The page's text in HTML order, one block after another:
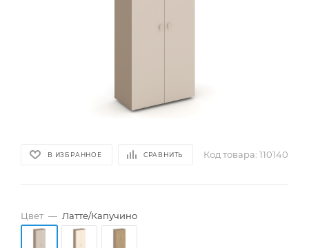
В ИЗБРАННОЕ СРАВНИТЬ Код товара: 110140
Цвет — Латте/Капучино